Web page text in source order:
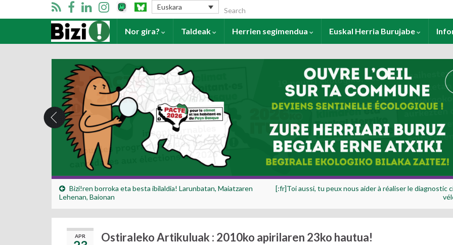
Euskara Search for:
Harrera Nor gira? Taldeak Herrien segimendua Euskal Herria Burujabe
Bizi!ren borroka eta besta ibilaldia! Larunbatan, Maiatzaren
Lehenan, Baionan
[:fr]Toi aussi, tu peux nous aider à réaliser le diagnostic
APR Ostiraleko Artikuluak : 2010ko apirilaren 23ko hautua!